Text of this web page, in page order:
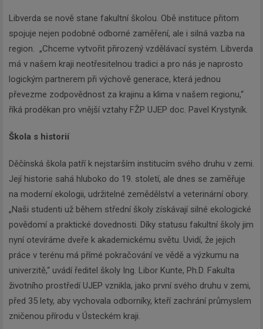
Libverda se nově stane fakultní školou. Obě instituce přitom
spojuje nejen podobné odborné zaměření, ale i silná vazba na
region. „Chceme vytvořit přirozený vzdělávací systém. Libverda
má v našem kraji neotřesitelnou tradici a pro nás je naprosto
logickým partnerem při výchově generace, která jednou
převezme zodpovědnost za krajinu a klima v našem regionu,“
říká proděkan pro vnější vztahy FŽP UJEP doc. Pavel Krystyník.
Škola s historií
Děčínská škola patří k nejstarším institucím svého druhu v zemi.
Její historie sahá hluboko do 19. století, ale dnes se zaměřuje
na moderní ekologii, udržitelné zemědělství a veterinární obory.
„Naši studenti už během střední školy získávají silné ekologické
povědomí a praktické dovednosti. Díky statusu fakultní školy jim
nyní otevíráme dveře k akademickému světu. Uvidí, že jejich
práce v terénu má přímé pokračování ve vědě a výzkumu na
univerzitě,“ uvádí ředitel školy Ing. Libor Kunte, Ph.D. Fakulta
životního prostředí UJEP vznikla, jako první svého druhu v zemi,
před 35 lety, aby vychovala odborníky, kteří zachrání průmyslem
zničenou přírodu v Ústeckém kraji.